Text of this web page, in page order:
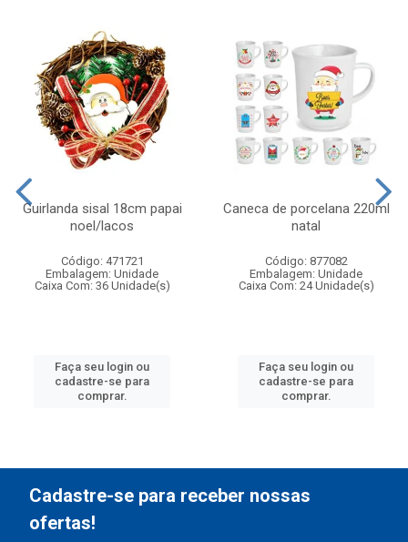
Guirlanda sisal 18cm papai
noel/lacos
Código: 471721
Embalagem: Unidade
Caixa Com: 36 Unidade(s)
Faça seu login ou
cadastre-se para
comprar.
Caneca de porcelana 220ml
natal
Código: 877082
Embalagem: Unidade
Caixa Com: 24 Unidade(s)
Faça seu login ou
cadastre-se para
comprar.
Cadastre-se para receber nossas
ofertas!